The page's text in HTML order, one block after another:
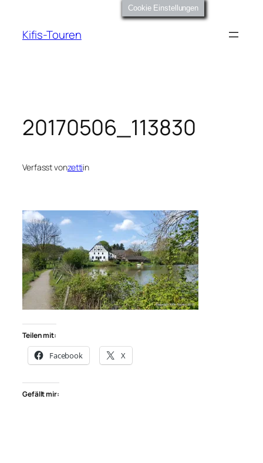
springen
Kifis-Touren
20170506_113830
Verfasst vonzettiin
Teilen mit:
Facebook X
Gefällt mir:
Cookie Einstellungen